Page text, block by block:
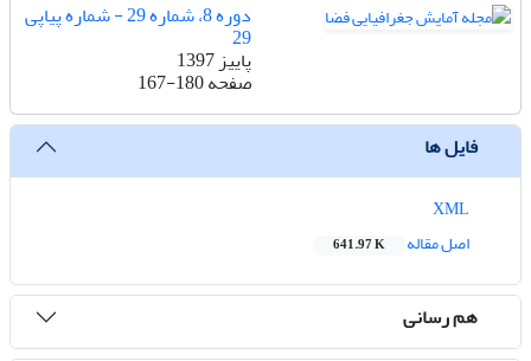
دوره 8، شماره 29 - شماره پیاپی
29
پاییز 1397
صفحه167-180
فایل ها
اصل مقاله
641.97 K
هم رسانی